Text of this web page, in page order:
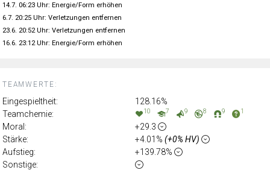
TEAMWERTE:
Eingespieltheit:
128.16%
Teamchemie:
10 7 9 8 9 1
Moral:
+29.3
Stärke:
+4.01% (+0% HV)
Aufstieg:
+139.78%
Sonstige:
14.7. 06:23 Uhr: Energie/Form erhöhen
6.7. 20:25 Uhr: Verletzungen entfernen
23.6. 20:52 Uhr: Verletzungen entfernen
16.6. 23:12 Uhr: Energie/Form erhöhen